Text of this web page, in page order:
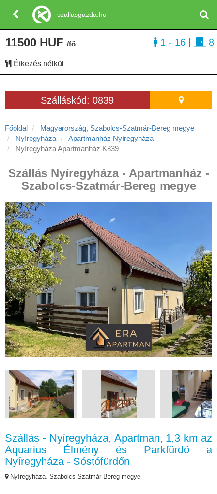
Szálláskód: 0839
Főoldal
Magyarország, Szabolcs-Szatmár-Bereg megye
Nyíregyháza
Apartmanház Nyíregyháza
Nyíregyháza Apartmanház K839
Szállás Nyíregyháza - Apartmanház -
Szabolcs-Szatmár-Bereg megye
Szállás - Nyíregyháza, Apartman, 1,3 km az
Aquarius Élmény és Parkfürdő a
Nyíregyháza - Sóstófürdőn
Nyíregyháza, Szabolcs-Szatmár-Bereg megye
11500 HUF /fő
Étkezés nélkül
1 - 16 8
szallasgazda.hu